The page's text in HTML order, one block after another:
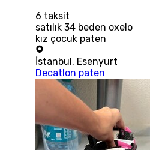
6 taksit
satılık 34 beden oxelo
kız çocuk paten
İstanbul, Esenyurt
Decatlon paten